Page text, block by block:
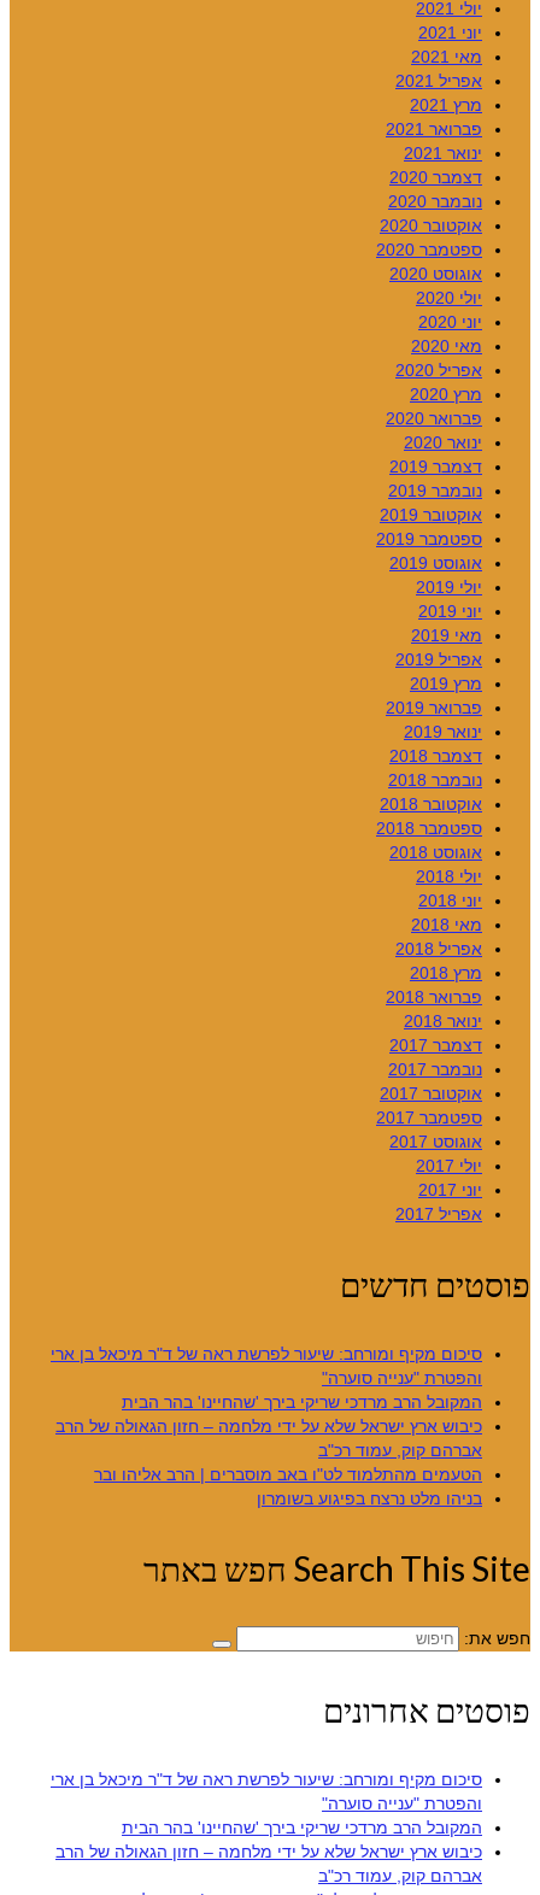
יולי 2021
יוני 2021
מאי 2021
אפריל 2021
מרץ 2021
פברואר 2021
ינואר 2021
דצמבר 2020
נובמבר 2020
אוקטובר 2020
ספטמבר 2020
אוגוסט 2020
יולי 2020
יוני 2020
מאי 2020
אפריל 2020
מרץ 2020
פברואר 2020
ינואר 2020
דצמבר 2019
נובמבר 2019
אוקטובר 2019
ספטמבר 2019
אוגוסט 2019
יולי 2019
יוני 2019
מאי 2019
אפריל 2019
מרץ 2019
פברואר 2019
ינואר 2019
דצמבר 2018
נובמבר 2018
אוקטובר 2018
ספטמבר 2018
אוגוסט 2018
יולי 2018
יוני 2018
מאי 2018
אפריל 2018
מרץ 2018
פברואר 2018
ינואר 2018
דצמבר 2017
נובמבר 2017
אוקטובר 2017
ספטמבר 2017
אוגוסט 2017
יולי 2017
יוני 2017
אפריל 2017
פוסטים חדשים
סיכום מקיף ומורחב: שיעור לפרשת ראה של ד"ר מיכאל בן ארי
והפטרת "ענייה סוערה"
המקובל הרב מרדכי שריקי בירך 'שהחיינו' בהר הבית
כיבוש ארץ ישראל שלא על ידי מלחמה – חזון הגאולה של הרב
אברהם קוק, עמוד רכ"ב
הטעמים מהתלמוד לט"ו באב מוסברים | הרב אליהו ובר
בניהו מלט נרצח בפיגוע בשומרון
Search This Site חפש באתר
חפש את:
פוסטים אחרונים
סיכום מקיף ומורחב: שיעור לפרשת ראה של ד"ר מיכאל בן ארי
והפטרת "ענייה סוערה"
המקובל הרב מרדכי שריקי בירך 'שהחיינו' בהר הבית
כיבוש ארץ ישראל שלא על ידי מלחמה – חזון הגאולה של הרב
אברהם קוק, עמוד רכ"ב